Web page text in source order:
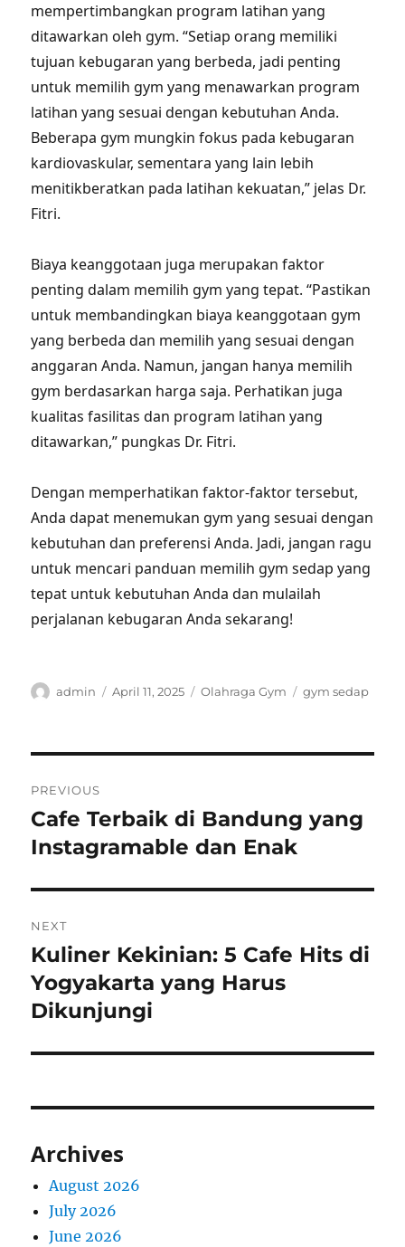
mempertimbangkan program latihan yang
ditawarkan oleh gym. “Setiap orang memiliki
tujuan kebugaran yang berbeda, jadi penting
untuk memilih gym yang menawarkan program
latihan yang sesuai dengan kebutuhan Anda.
Beberapa gym mungkin fokus pada kebugaran
kardiovaskular, sementara yang lain lebih
menitikberatkan pada latihan kekuatan,” jelas Dr.
Fitri.
Biaya keanggotaan juga merupakan faktor
penting dalam memilih gym yang tepat. “Pastikan
untuk membandingkan biaya keanggotaan gym
yang berbeda dan memilih yang sesuai dengan
anggaran Anda. Namun, jangan hanya memilih
gym berdasarkan harga saja. Perhatikan juga
kualitas fasilitas dan program latihan yang
ditawarkan,” pungkas Dr. Fitri.
Dengan memperhatikan faktor-faktor tersebut,
Anda dapat menemukan gym yang sesuai dengan
kebutuhan dan preferensi Anda. Jadi, jangan ragu
untuk mencari panduan memilih gym sedap yang
tepat untuk kebutuhan Anda dan mulailah
perjalanan kebugaran Anda sekarang!
Author
admin
Posted
April 11, 2025 Categories
Olahraga Gym Tags
gym sedap
navigation
PREVIOUS
Previous
post:
Cafe Terbaik di Bandung yang
Instagramable dan Enak
NEXT
Next
post:
Kuliner Kekinian: 5 Cafe Hits di
Yogyakarta yang Harus
Dikunjungi
Archives
August 2026
July 2026
June 2026